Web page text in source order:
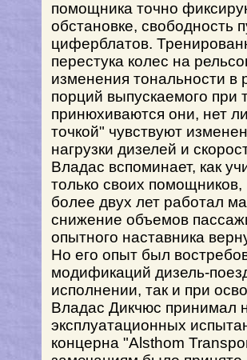
помощника точно
обстановке, свободность
циферблатов.
перестука колес на
изменения тональности в
порций выпускаемого
принюхиваются они, нет
точкой" чувствуют
нагрузки дизелей и
Владас вспоминает, как
только своих
более двух лет работал
снижение объемов
опытного наставника
Но его опыт был
модификаций дизель-
исполнении, так и при
Владас Дикчюс принимал
эксплуатационных
концерна "Аlsthom